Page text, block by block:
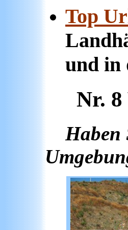
Top
und in
Nr.
Haben